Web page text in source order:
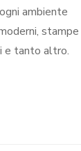
ogni ambiente
stampe
e tanto altro.